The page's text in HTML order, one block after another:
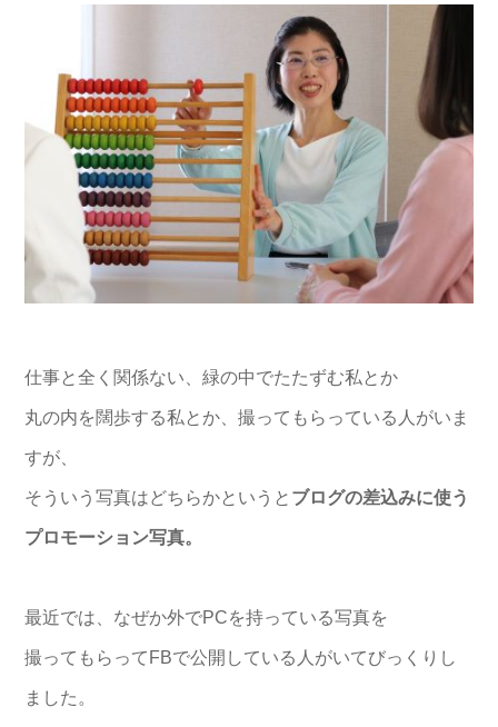
仕事と全く関係ない、緑の中でたたずむ私とか
丸の内を闊歩する私とか、撮ってもらっている人がいま
すが、
そういう写真はどちらかというと ブログの差込みに使う
プロモーション写真。
最近では、なぜか外でPCを持っている写真を
撮ってもらってFBで公開している人がいてびっくりし
ました。